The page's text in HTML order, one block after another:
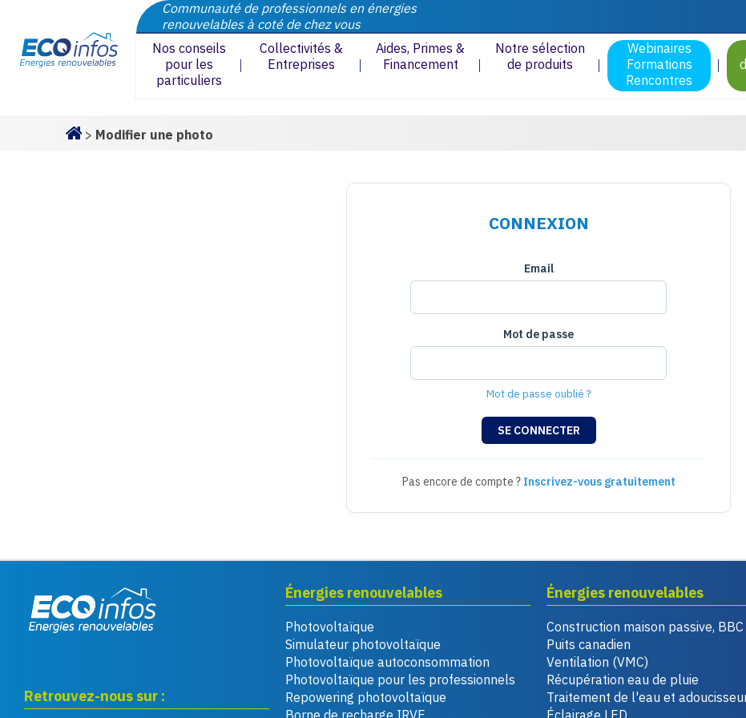
Communauté de professionnels en énergies
renouvelables à coté de chez vous
Nos conseils
pour les
particuliers
Collectivités &
Entreprises
Aides, Primes &
Financement
Notre sélection
de produits
Webinaires
Formations
Rencontres
> Modifier une photo
CONNEXION
Email
Mot de passe
Mot de passe oublié ?
Pas encore de compte ? Inscrivez-vous gratuitement
Retrouvez-nous sur :
Énergies renouvelables
Photovoltaïque
Simulateur photovoltaïque
Photovoltaïque autoconsommation
Photovoltaïque pour les professionnels
Repowering photovoltaïque
Borne de recharge IRVE
Énergies renouvelables
Construction maison passive, BBC
Puits canadien
Ventilation (VMC)
Récupération eau de pluie
Traitement de l'eau et
Éclairage LED